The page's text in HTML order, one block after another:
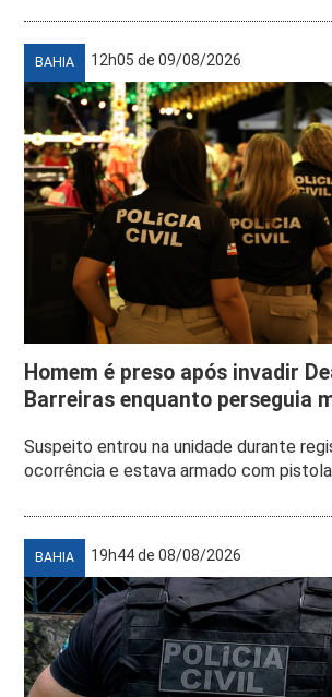
BAHIA 12h05 de 09/08/2026
Homem é preso após invadir
Barreiras enquanto perseguia
Suspeito entrou na unidade durante
ocorrência e estava armado com
BAHIA 19h44 de 08/08/2026